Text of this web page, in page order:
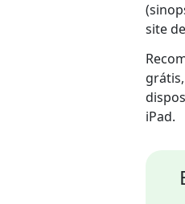
site
iPad.